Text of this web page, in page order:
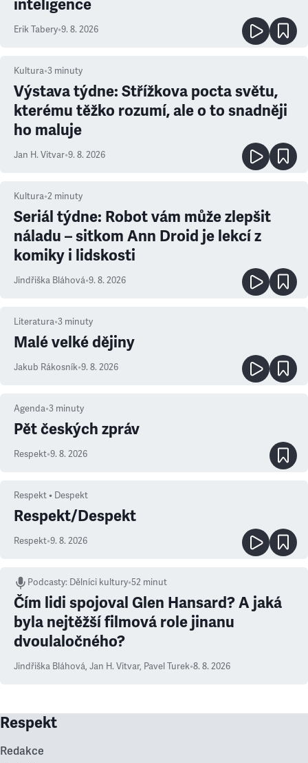
inteligence
Erik Tabery•9. 8. 2026
Kultura•3 minuty
Výstava týdne: Střížkova pocta světu,
kterému těžko rozumí, ale o to snadněji
ho maluje
Jan H. Vitvar•9. 8. 2026
Kultura•2 minuty
Seriál týdne: Robot vám může zlepšit
náladu – sitkom Ann Droid je lekcí z
komiky i lidskosti
Jindřiška Bláhová•9. 8. 2026
Literatura•3 minuty
Malé velké dějiny
Jakub Rákosník•9. 8. 2026
Agenda•3 minuty
Pět českých zpráv
Respekt•9. 8. 2026
Respekt • Despekt
Respekt/Despekt
Respekt•9. 8. 2026
Podcasty: Dělníci kultury•52 minut
Čím lidi spojoval Glen Hansard? A jaká
byla nejtěžší filmová role jinanu
dvoulaločného?
Jindřiška Bláhová, Jan H. Vitvar, Pavel Turek•8. 8. 2026
Respekt
Redakce